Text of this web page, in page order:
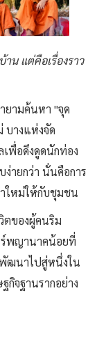
น แต่คือเรื่องราว
ยามค้นหา "จุด
บางแห่งจัด
พื่อดึงดูดนักท่อง
ง่ายกว่า นั่นคือการ
ใหม่ให้กับชุมชน
ของผู้คนริม
ร์พญานาคน้อยที่
ฒนาไปสู่หนึ่งใน
กิจฐานรากอย่าง